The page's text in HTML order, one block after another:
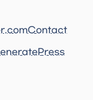
Contact